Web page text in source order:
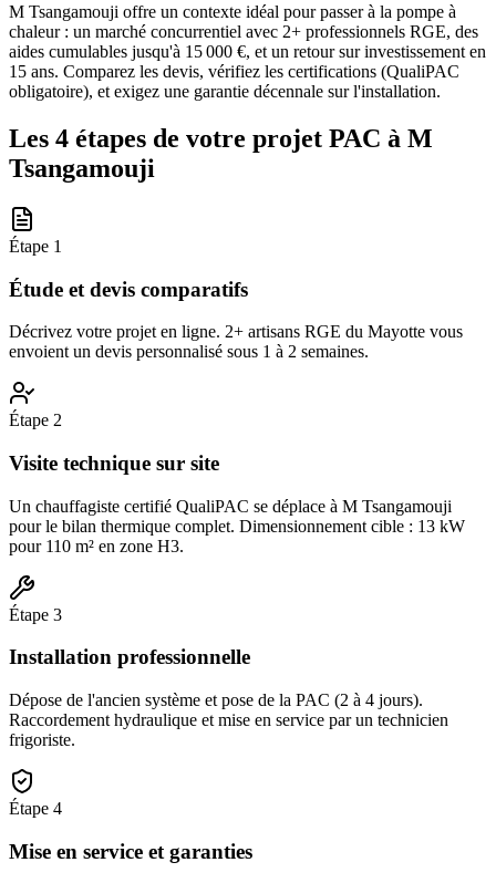
M Tsangamouji offre un contexte idéal pour passer à la pompe à
chaleur : un marché concurrentiel avec 2+ professionnels RGE, des
aides cumulables jusqu'à 15 000 €, et un retour sur investissement en
15 ans. Comparez les devis, vérifiez les certifications (QualiPAC
obligatoire), et exigez une garantie décennale sur l'installation.
Les 4 étapes de votre projet PAC à M
Tsangamouji
Étape 1
Étude et devis comparatifs
Décrivez votre projet en ligne. 2+ artisans RGE du Mayotte vous
envoient un devis personnalisé sous 1 à 2 semaines.
Étape 2
Visite technique sur site
Un chauffagiste certifié QualiPAC se déplace à M Tsangamouji
pour le bilan thermique complet. Dimensionnement cible : 13 kW
pour 110 m² en zone H3.
Étape 3
Installation professionnelle
Dépose de l'ancien système et pose de la PAC (2 à 4 jours).
Raccordement hydraulique et mise en service par un technicien
frigoriste.
Étape 4
Mise en service et garanties